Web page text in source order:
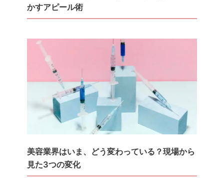
かすアピール術
美容業界はいま、どう変わっている？現場から
見た3つの変化